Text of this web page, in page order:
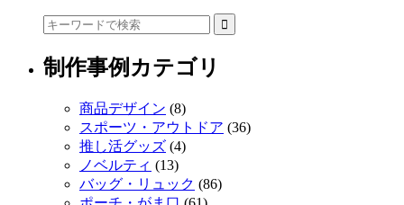
制作事例カテゴリ
商品デザイン (8)
スポーツ・アウトドア (36)
推し活グッズ (4)
ノベルティ (13)
バッグ・リュック (86)